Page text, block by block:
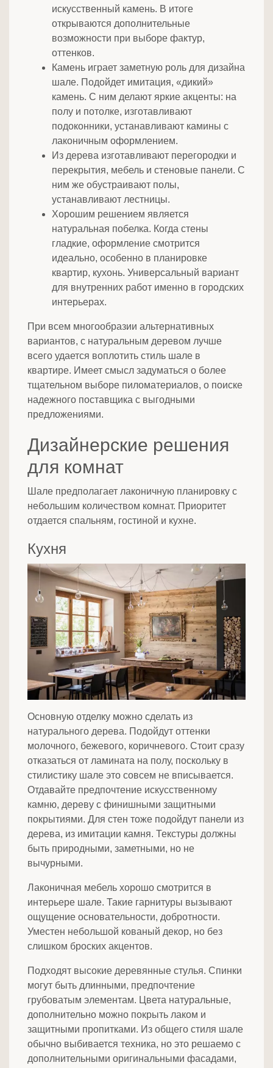
искусственный камень. В итоге
открываются дополнительные
возможности при выборе фактур,
оттенков.
Камень играет заметную роль для дизайна
шале. Подойдет имитация, «дикий»
камень. С ним делают яркие акценты: на
полу и потолке, изготавливают
подоконники, устанавливают камины с
лаконичным оформлением.
Из дерева изготавливают перегородки и
перекрытия, мебель и стеновые панели. С
ним же обустраивают полы,
устанавливают лестницы.
Хорошим решением является
натуральная побелка. Когда стены
гладкие, оформление смотрится
идеально, особенно в планировке
квартир, кухонь. Универсальный вариант
для внутренних работ именно в городских
интерьерах.
При всем многообразии альтернативных
вариантов, с натуральным деревом лучше
всего удается воплотить стиль шале в
квартире. Имеет смысл задуматься о более
тщательном выборе пиломатериалов, о поиске
надежного поставщика с выгодными
предложениями.
Дизайнерские решения
для комнат
Шале предполагает лаконичную планировку с
небольшим количеством комнат. Приоритет
отдается спальням, гостиной и кухне.
Кухня
Основную отделку можно сделать из
натурального дерева. Подойдут оттенки
молочного, бежевого, коричневого. Стоит сразу
отказаться от ламината на полу, поскольку в
стилистику шале это совсем не вписывается.
Отдавайте предпочтение искусственному
камню, дереву с финишными защитными
покрытиями. Для стен тоже подойдут панели из
дерева, из имитации камня. Текстуры должны
быть природными, заметными, но не
вычурными.
Лаконичная мебель хорошо смотрится в
интерьере шале. Такие гарнитуры вызывают
ощущение основательности, добротности.
Уместен небольшой кованый декор, но без
слишком броских акцентов.
Подходят высокие деревянные стулья. Спинки
могут быть длинными, предпочтение
грубоватым элементам. Цвета натуральные,
дополнительно можно покрыть лаком и
защитными пропитками. Из общего стиля шале
обычно выбивается техника, но это решаемо с
дополнительными оригинальными фасадами,